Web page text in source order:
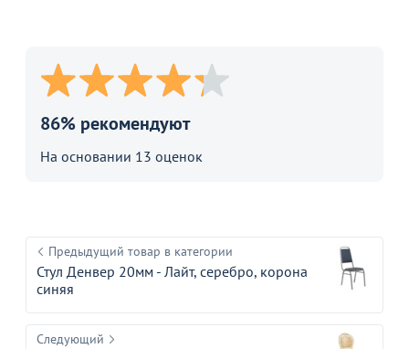
86% рекомендуют
На основании 13 оценок
Предыдущий товар в категории
Стул Денвер 20мм - Лайт, серебро, корона
синяя
Следующий